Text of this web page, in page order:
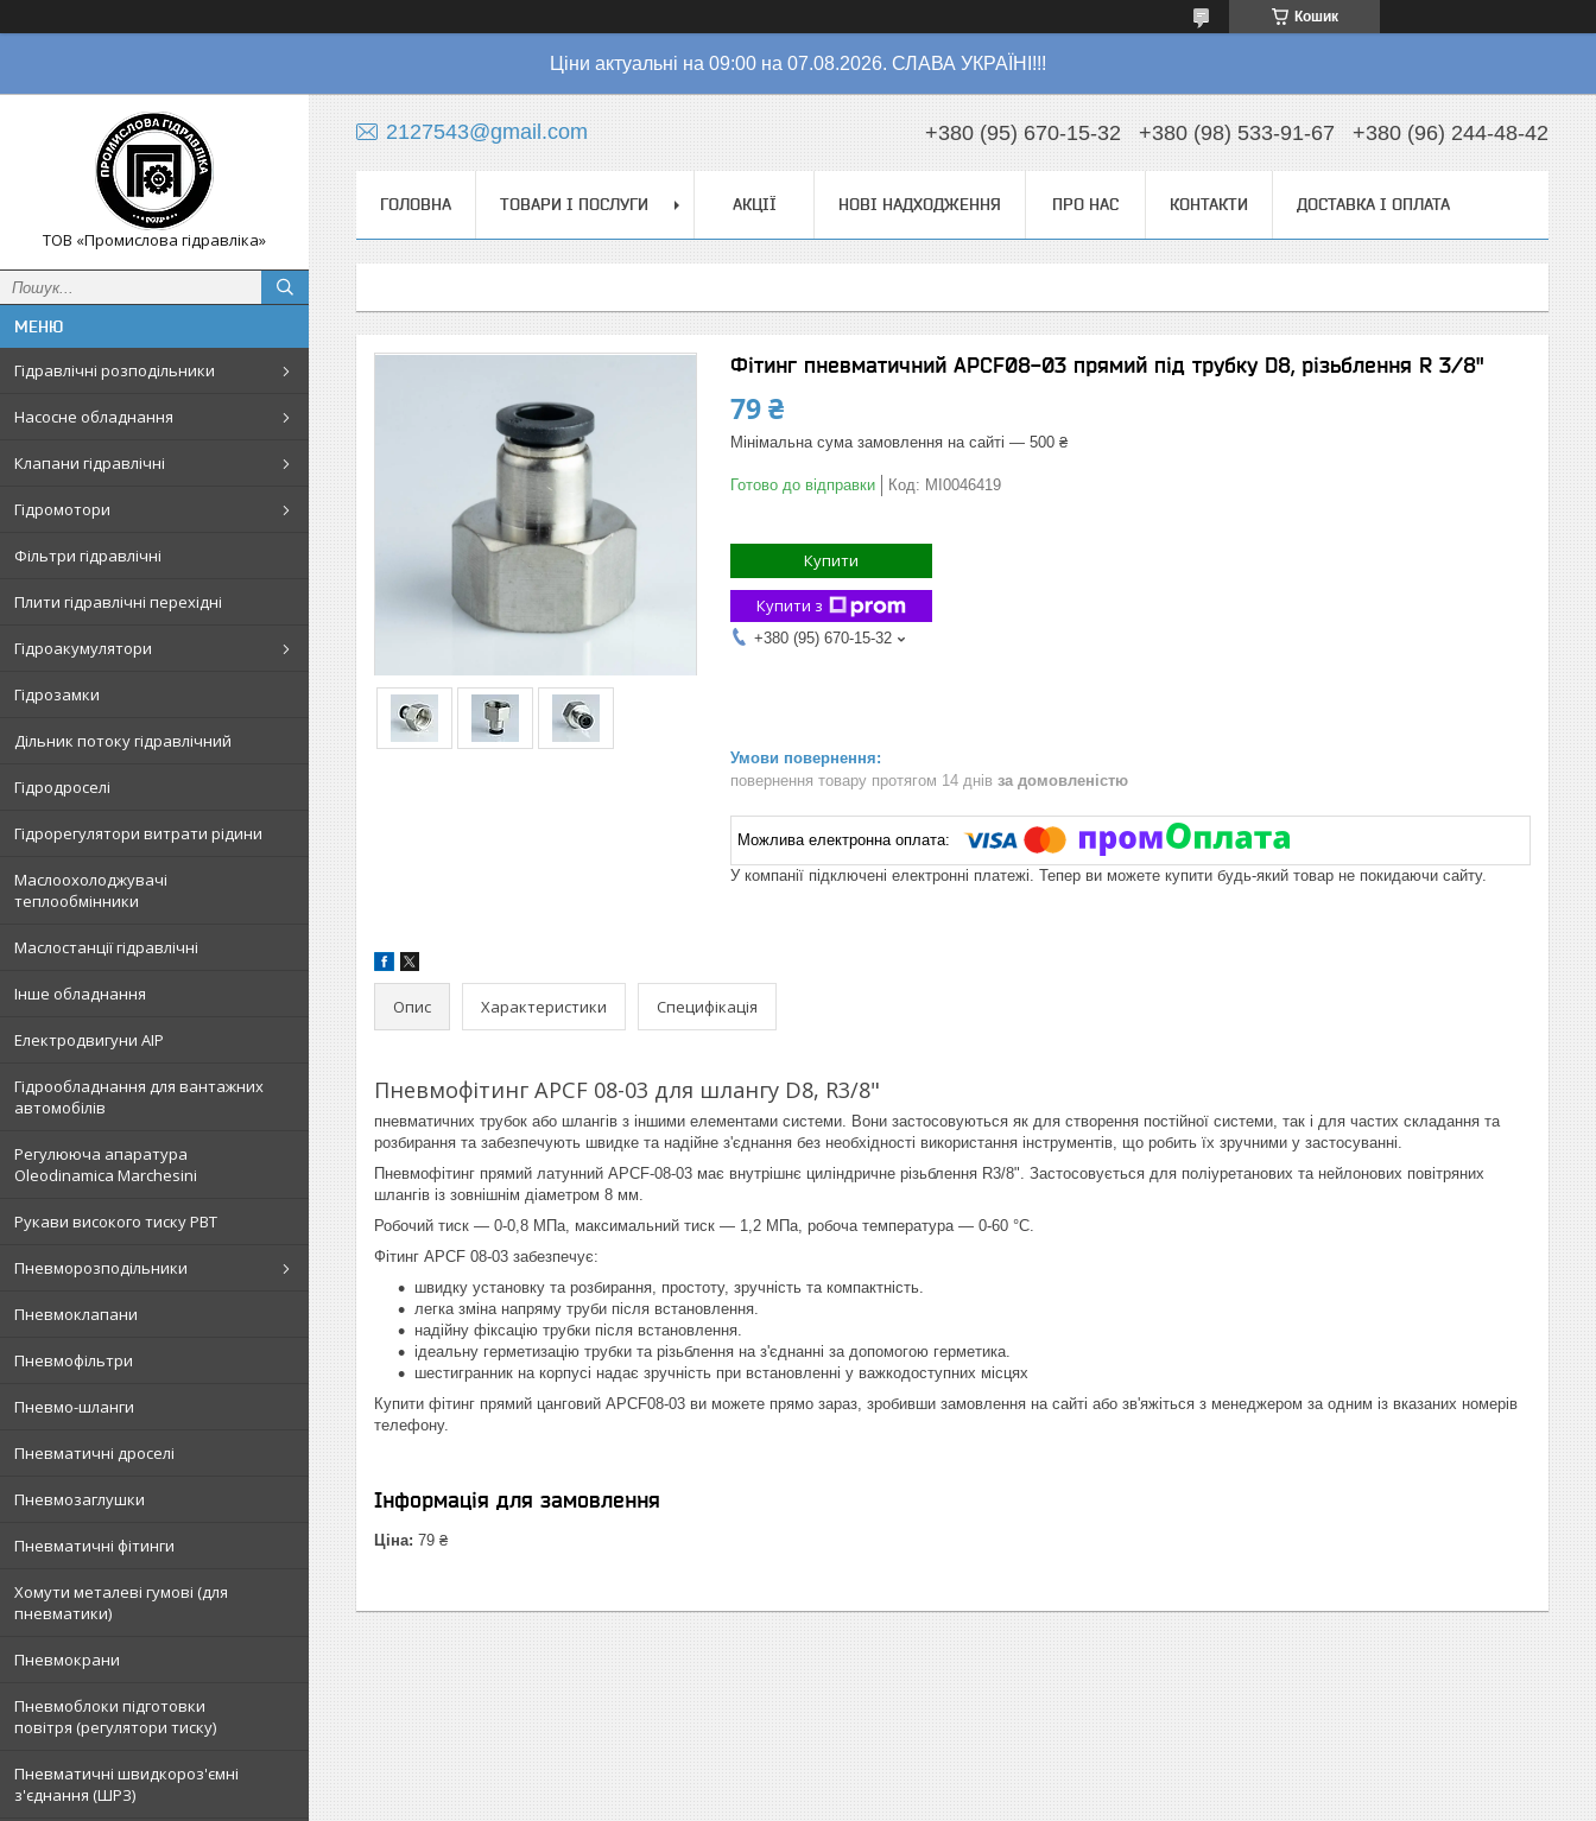
Кошик
Ціни актуальні на 09:00 на 07.08.2026. СЛАВА УКРАЇНІ!!!
ТОВ «Промислова гідравліка»
Гідравлічні розподільники
Насосне обладнання
Клапани гідравлічні
Гідромотори
Фільтри гідравлічні
Плити гідравлічні перехідні
Гідроакумулятори
Гідрозамки
Дільник потоку гідравлічний
Гідродроселі
Гідрорегулятори витрати рідини
Маслоохолоджувачі
теплообмінники
Маслостанції гідравлічні
Інше обладнання
Електродвигуни АІР
Гідрообладнання для вантажних
автомобілів
Регулююча апаратура
Oleodinamica Marchesini
Рукави високого тиску РВТ
Пневморозподільники
Пневмоклапани
Пневмофільтри
Пневмо-шланги
Пневматичні дроселі
Пневмозаглушки
Пневматичні фітинги
Хомути металеві гумові (для
пневматики)
Пневмокрани
Пневмоблоки підготовки
повітря (регулятори тиску)
Пневматичні швидкороз'ємні
з'єднання (ШРЗ)
2127543@gmail.com +380 (95) 670-15-32 +380 (98) 533-91-67 +380 (96) 244-48-42
ГОЛОВНА ТОВАРИ І ПОСЛУГИ АКЦІЇ НОВІ НАДХОДЖЕННЯ ПРО НАС КОНТАКТИ ДОСТАВКА І ОПЛАТА
Фітинг пневматичний APCF08-03 прямий під трубку D8, різьблення R 3/8"
79 ₴
Мінімальна сума замовлення на сайті — 500 ₴
Готово до відправки Код: MI0046419
Купити
Купити з
+380 (95) 670-15-32
повернення товару протягом 14 днів за домовленістю
У компанії підключені електронні платежі. Тепер ви можете купити будь-який товар не покидаючи сайту.
Опис Характеристики Специфікація
Пневмофітинг APCF 08-03 для шлангу D8, R3/8"
пневматичних трубок або шлангів з іншими елементами системи. Вони застосовуються як для створення постійної системи, так і для частих складання та
розбирання та забезпечують швидке та надійне з'єднання без необхідності використання інструментів, що робить їх зручними у застосуванні.
Пневмофітинг прямий латунний APCF-08-03 має внутрішнє циліндричне різьблення R3/8". Застосовується для поліуретанових та нейлонових повітряних
шлангів із зовнішнім діаметром 8 мм.
Робочий тиск — 0-0,8 МПа, максимальний тиск — 1,2 МПа, робоча температура — 0-60 °C.
Фітинг APCF 08-03 забезпечує:
швидку установку та розбирання, простоту, зручність та компактність.
легка зміна напряму труби після встановлення.
надійну фіксацію трубки після встановлення.
ідеальну герметизацію трубки та різьблення на з'єднанні за допомогою герметика.
шестигранник на корпусі надає зручність при встановленні у важкодоступних місцях
Купити фітинг прямий цанговий APCF08-03 ви можете прямо зараз, зробивши замовлення на сайті або зв'яжіться з менеджером за одним із вказаних номерів
телефону.
Інформація для замовлення
Ціна: 79 ₴